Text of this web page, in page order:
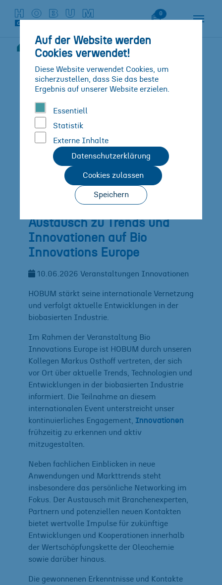
Auf der Website werden
Cookies verwendet!
Diese Website verwendet Cookies, um
sicherzustellen, dass Sie das beste
Ergebnis auf unserer Website erzielen.
Essentiell
Statistik
Externe Inhalte
Speichern
Cookies zulassen
Datenschutzerklärung
0
Sie sind hier:
Neuigkeiten Detail
Austausch zu Trends und
Innovationen auf Bio
Innovations Europe
10.06.2026 Veranstaltungen Innovationen
HOBUM stärkt seine internationale Vernetzung
und verfolgt aktuelle Entwicklungen in der
biobasierten Industrie.
Im Rahmen der Veranstaltung Bio
Innovations Europe ist HOBUM durch unseren
Kollegen Markus Osthoff vertreten, der sich
vor Ort über aktuelle Trends, Technologien und
Entwicklungen in der biobasierten Industrie
informiert. Die Teilnahme an diesem
internationalen Event unterstreicht unser
kontinuierliches Engagement, Innovationen
frühzeitig zu erkennen und aktiv
mitzugestalten.
Neben fachlichen Einblicken in neue
Anwendungen und Markttrends steht
insbesondere das persönliche Networking im
Fokus. Der Austausch mit Branchenexperten,
Partnern und potenziellen neuen Kontakten
bietet wertvolle Impulse für zukünftige
Entwicklungen und Kooperationen innerhalb
der Wertschöpfungskette der Oleochemie
sowie darüber hinaus.
Die gewonnenen Erkenntnisse und Kontakte